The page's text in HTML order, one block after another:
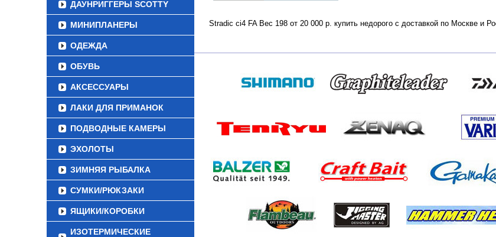
ДАУНРИГГЕРЫ SCOTTY
МИНИПЛАНЕРЫ
ОДЕЖДА
ОБУВЬ
АКСЕССУАРЫ
ЛАКИ ДЛЯ ПРИМАНОК
ПОДВОДНЫЕ КАМЕРЫ
ЭХОЛОТЫ
ЗИМНЯЯ РЫБАЛКА
СУМКИ/РЮКЗАКИ
ЯЩИКИ/КОРОБКИ
ИЗОТЕРМИЧЕСКИЕ
Stradic ci4 FA Вес 198 от 20 000 р. купить недорого с доставкой по Москве и